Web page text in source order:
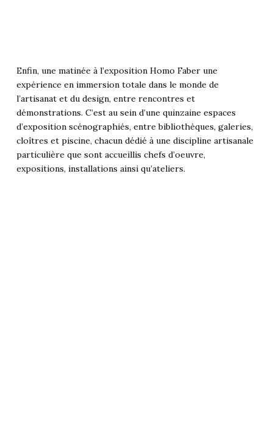
Enfin, une matinée à l’exposition Homo Faber une
expérience en immersion totale dans le monde de
l’artisanat et du design, entre rencontres et
démonstrations. C’est au sein d’une quinzaine espaces
d’exposition scénographiés, entre bibliothèques, galeries,
cloîtres et piscine, chacun dédié à une discipline artisanale
particulière que sont accueillis chefs d’oeuvre,
expositions, installations ainsi qu’ateliers.